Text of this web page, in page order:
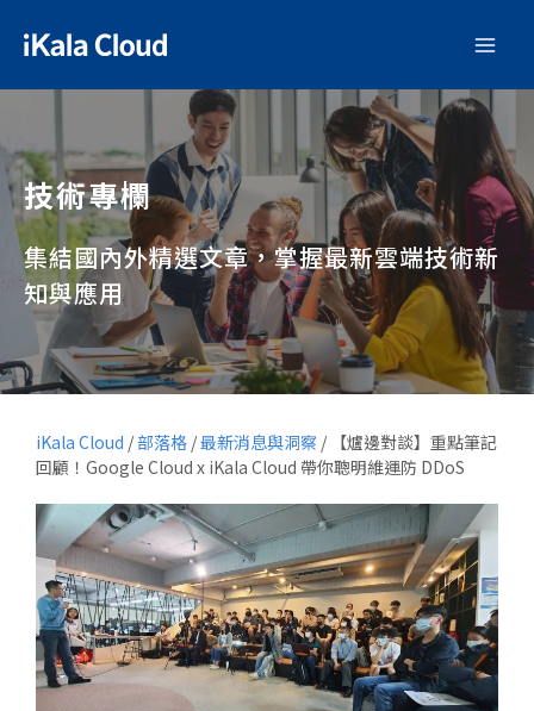
技術專欄
集結國內外精選文章，掌握最新雲端技術新
知與應用
iKala Cloud /部落格 /最新消息與洞察 / 【爐邊對談】重點筆記
回顧！Google Cloud x iKala Cloud 帶你聰明維運防 DDoS